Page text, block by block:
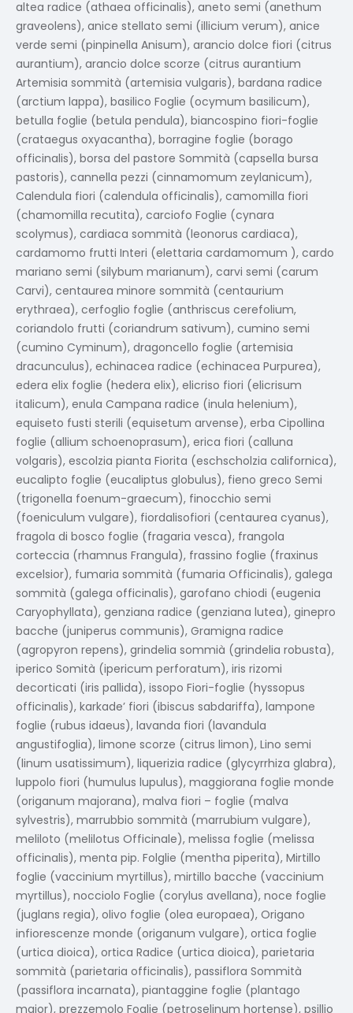
altea radice (athaea officinalis), aneto semi (anethum
graveolens), anice stellato semi (illicium verum), anice
verde semi (pinpinella Anisum), arancio dolce fiori (citrus
aurantium), arancio dolce scorze (citrus aurantium
Artemisia sommità (artemisia vulgaris), bardana radice
(arctium lappa), basilico Foglie (ocymum basilicum),
betulla foglie (betula pendula), biancospino fiori-foglie
(crataegus oxyacantha), borragine foglie (borago
officinalis), borsa del pastore Sommità (capsella bursa
pastoris), cannella pezzi (cinnamomum zeylanicum),
Calendula fiori (calendula officinalis), camomilla fiori
(chamomilla recutita), carciofo Foglie (cynara
scolymus), cardiaca sommità (leonorus cardiaca),
cardamomo frutti Interi (elettaria cardamomum ), cardo
mariano semi (silybum marianum), carvi semi (carum
Carvi), centaurea minore sommità (centaurium
erythraea), cerfoglio foglie (anthriscus cerefolium,
coriandolo frutti (coriandrum sativum), cumino semi
(cumino Cyminum), dragoncello foglie (artemisia
dracunculus), echinacea radice (echinacea Purpurea),
edera elix foglie (hedera elix), elicriso fiori (elicrisum
italicum), enula Campana radice (inula helenium),
equiseto fusti sterili (equisetum arvense), erba Cipollina
foglie (allium schoenoprasum), erica fiori (calluna
volgaris), escolzia pianta Fiorita (eschscholzia californica),
eucalipto foglie (eucaliptus globulus), fieno greco Semi
(trigonella foenum-graecum), finocchio semi
(foeniculum vulgare), fiordalisofiori (centaurea cyanus),
fragola di bosco foglie (fragaria vesca), frangola
corteccia (rhamnus Frangula), frassino foglie (fraxinus
excelsior), fumaria sommità (fumaria Officinalis), galega
sommità (galega officinalis), garofano chiodi (eugenia
Caryophyllata), genziana radice (genziana lutea), ginepro
bacche (juniperus communis), Gramigna radice
(agropyron repens), grindelia sommià (grindelia robusta),
iperico Somità (ipericum perforatum), iris rizomi
decorticati (iris pallida), issopo Fiori-foglie (hyssopus
officinalis), karkade’ fiori (ibiscus sabdariffa), lampone
foglie (rubus idaeus), lavanda fiori (lavandula
angustifoglia), limone scorze (citrus limon), Lino semi
(linum usatissimum), liquerizia radice (glycyrrhiza glabra),
luppolo fiori (humulus lupulus), maggiorana foglie monde
(origanum majorana), malva fiori – foglie (malva
sylvestris), marrubbio sommità (marrubium vulgare),
meliloto (melilotus Officinale), melissa foglie (melissa
officinalis), menta pip. Folglie (mentha piperita), Mirtillo
foglie (vaccinium myrtillus), mirtillo bacche (vaccinium
myrtillus), nocciolo Foglie (corylus avellana), noce foglie
(juglans regia), olivo foglie (olea europaea), Origano
infiorescenze monde (origanum vulgare), ortica foglie
(urtica dioica), ortica Radice (urtica dioica), parietaria
sommità (parietaria officinalis), passiflora Sommità
(passiflora incarnata), piantaggine foglie (plantago
major), prezzemolo Foglie (petroselinum hortense), psillio